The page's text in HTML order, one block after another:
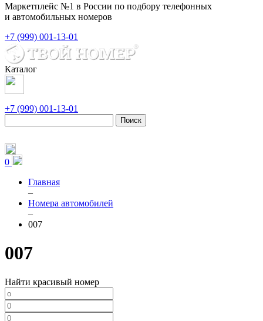
Маркетплейс №1 в России по подбору телефонных
и автомобильных номеров
+7 (999) 001-13-01
Каталог
+7 (999) 001-13-01
Поиск
0
Главная
–
Номера автомобилей
–
007
007
Найти красивый номер